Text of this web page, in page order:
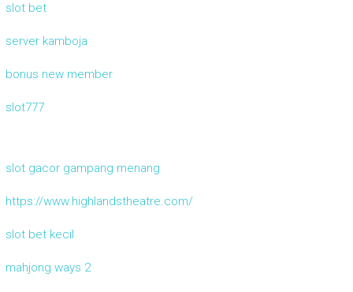
slot bet
server kamboja
bonus new member
slot777
slot gacor gampang menang
https://www.highlandstheatre.com/
slot bet kecil
mahjong ways 2